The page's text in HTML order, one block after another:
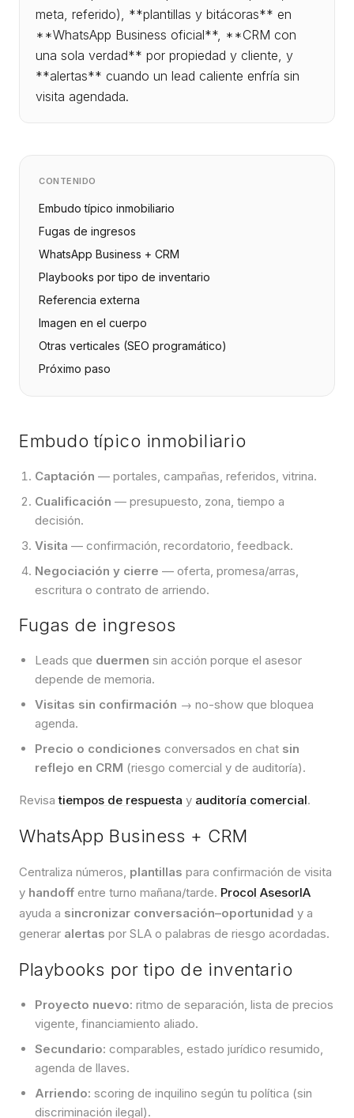
meta, referido), **plantillas y bitácoras** en
**WhatsApp Business oficial**, **CRM con
una sola verdad** por propiedad y cliente, y
**alertas** cuando un lead caliente enfría sin
visita agendada.
CONTENIDO
Embudo típico inmobiliario
Fugas de ingresos
WhatsApp Business + CRM
Playbooks por tipo de inventario
Referencia externa
Imagen en el cuerpo
Otras verticales (SEO programático)
Próximo paso
Embudo típico inmobiliario
Captación — portales, campañas, referidos, vitrina.
Cualificación — presupuesto, zona, tiempo a
decisión.
Visita — confirmación, recordatorio, feedback.
Negociación y cierre — oferta, promesa/arras,
escritura o contrato de arriendo.
Fugas de ingresos
Leads que duermen sin acción porque el asesor
depende de memoria.
Visitas sin confirmación → no-show que bloquea
agenda.
Precio o condiciones conversados en chat sin
reflejo en CRM (riesgo comercial y de auditoría).
Revisatiempos de respuesta y auditoría comercial.
WhatsApp Business + CRM
Centraliza números, plantillas para confirmación de visita
y handoff entre turno mañana/tarde. Procol AsesorIA
ayuda a sincronizar conversación–oportunidad y a
generar alertas por SLA o palabras de riesgo acordadas.
Playbooks por tipo de inventario
Proyecto nuevo: ritmo de separación, lista de precios
vigente, financiamiento aliado.
Secundario: comparables, estado jurídico resumido,
agenda de llaves.
Arriendo: scoring de inquilino según tu política (sin
discriminación ilegal).